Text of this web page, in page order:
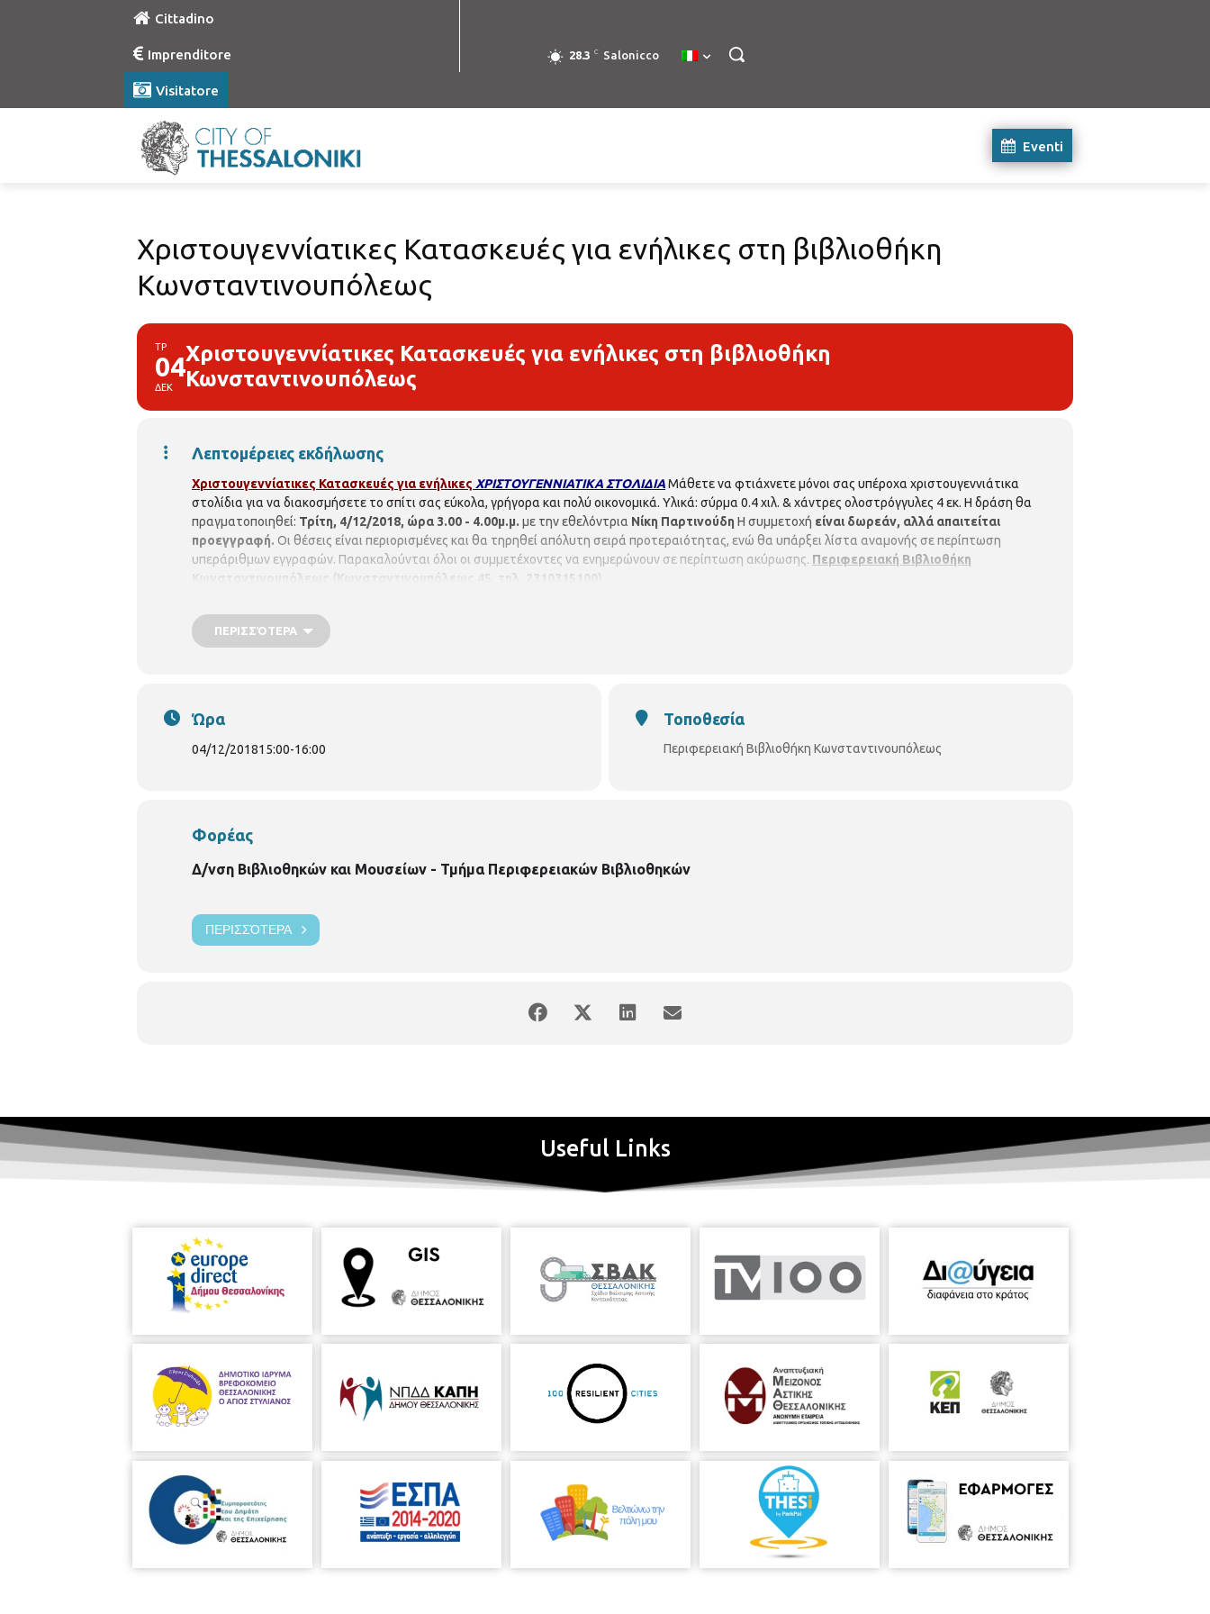
Cittadino
Imprenditore
Visitatore
28.3 C Salonicco
Eventi
Χριστουγεννίατικες Κατασκευές για ενήλικες στη βιβλιοθήκη
Κωνσταντινουπόλεως
ΤΡ
04
ΔΕΚ
Χριστουγεννίατικες Κατασκευές για ενήλικες στη βιβλιοθήκη
Κωνσταντινουπόλεως
Λεπτομέρειες εκδήλωσης
Χριστουγεννίατικες Κατασκευές για ενήλικες ΧΡΙΣΤΟΥΓΕΝΝΙΑΤΙΚΑ ΣΤΟΛΙΔΙΑΜάθετε να φτιάχνετε μόνοι σας υπέροχα χριστουγεννιάτικα
στολίδια για να διακοσμήσετε το σπίτι σας εύκολα, γρήγορα και πολύ οικονομικά. Υλικά: σύρμα 0.4 χιλ. & χάντρες ολοστρόγγυλες 4 εκ. Η δράση θα
πραγματοποιηθεί: Τρίτη, 4/12/2018, ώρα 3.00 - 4.00μ.μ. με την εθελόντρια Νίκη Παρτινούδη Η συμμετοχή είναι δωρεάν, αλλά απαιτείται
προεγγραφή. Οι θέσεις είναι περιορισμένες και θα τηρηθεί απόλυτη σειρά προτεραιότητας, ενώ θα υπάρξει λίστα αναμονής σε περίπτωση
υπεράριθμων εγγραφών. Παρακαλούνται όλοι οι συμμετέχοντες να ενημερώνουν σε περίπτωση ακύρωσης. Περιφερειακή Βιβλιοθήκη
Κωνσταντινουπόλεως (Κωνσταντινουπόλεως 45, τηλ. 2310315100)
ΠΕΡΙΣΣΌΤΕΡΑ
Ώρα
04/12/201815:00-16:00
Τοποθεσία
Περιφερειακή Βιβλιοθήκη Κωνσταντινουπόλεως
Φορέας
Δ/νση Βιβλιοθηκών και Μουσείων - Τμήμα Περιφερειακών Βιβλιοθηκών
ΠΕΡΙΣΣΌΤΕΡΑ
Useful Links